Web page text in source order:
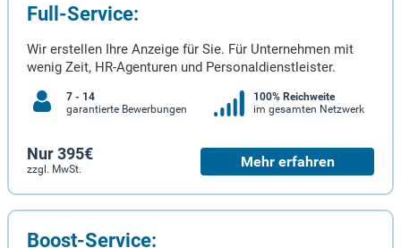
Full-Service:
Wir erstellen Ihre Anzeige für Sie. Für Unternehmen mit
wenig Zeit, HR-Agenturen und Personaldienstleister.
7 - 14
garantierte Bewerbungen
100% Reichweite
im gesamten Netzwerk
Nur 395€
zzgl. MwSt. Mehr erfahren
Boost-Service: